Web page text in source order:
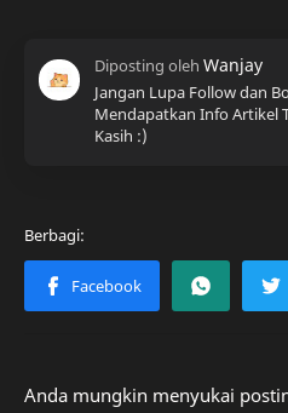
Jangan Lupa Follow dan
Mendapatkan Info Artikel
Kasih :)
Anda mungkin menyukai